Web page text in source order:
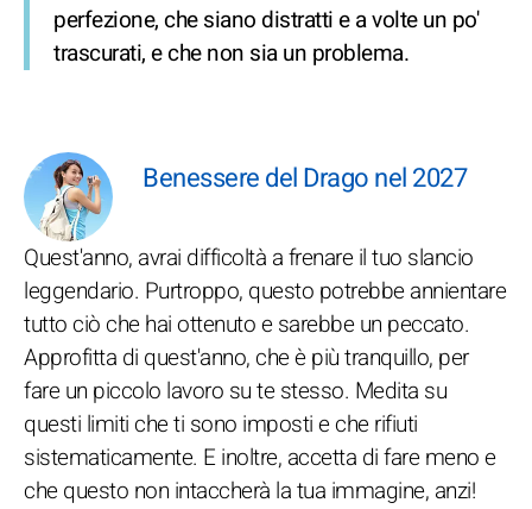
perfezione, che siano distratti e a volte un po'
trascurati, e che non sia un problema.
Benessere del Drago nel 2027
Quest'anno, avrai difficoltà a frenare il tuo slancio
leggendario. Purtroppo, questo potrebbe annientare
tutto ciò che hai ottenuto e sarebbe un peccato.
Approfitta di quest'anno, che è più tranquillo, per
fare un piccolo lavoro su te stesso. Medita su
questi limiti che ti sono imposti e che rifiuti
sistematicamente. E inoltre, accetta di fare meno e
che questo non intaccherà la tua immagine, anzi!